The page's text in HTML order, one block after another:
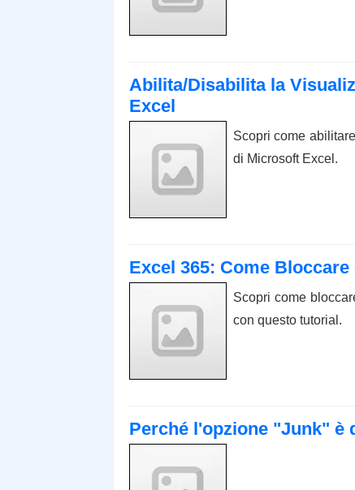
Abilita/Disabilita la
Excel
Scopri come
di Microsoft Excel.
Excel 365: Come
Scopri come
con questo tutorial.
Perché l'opzione "Junk" è